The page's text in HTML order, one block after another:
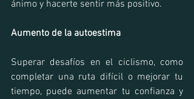
ánimo y hacerte sentir más positivo.
Aumento de la autoestima
Superar desafíos en el ciclismo, como
completar una ruta difícil o mejorar tu
tiempo, puede aumentar tu confianza y